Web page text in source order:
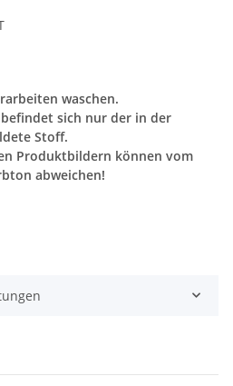
waschen.
sich nur der in der
Stoff.
Produktbildern können vom
abweichen!